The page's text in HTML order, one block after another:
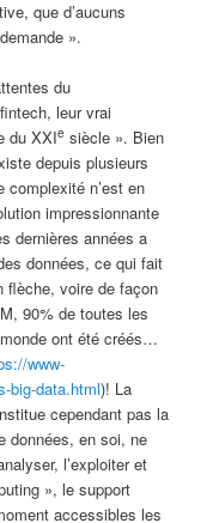
que d’aucuns
».
du
leur vrai
du XXIe siècle ». Bien
depuis plusieurs
complexité n’est en
impressionnante
dernières années a
données, ce qui fait
flèche, voire de façon
90% de toutes les
ont été créés…
www-
big-data.html)! La
cependant pas la
données, en soi, ne
l’exploiter et
», le support
accessibles les